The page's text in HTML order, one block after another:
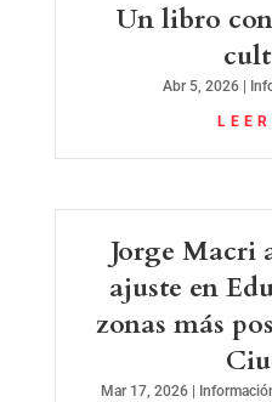
Un libro
Abr 5, 2026
Jorge Macri
ajuste en
zonas más
Mar 17, 2026